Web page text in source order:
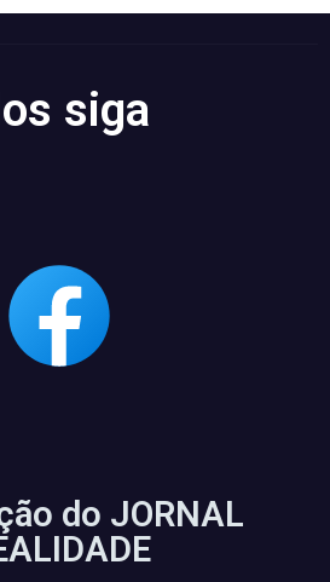
siga
do JORNAL